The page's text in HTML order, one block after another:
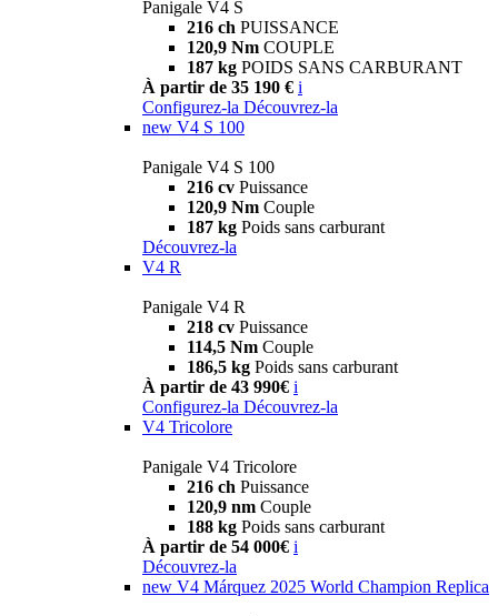
Panigale V4 S
216 ch PUISSANCE
120,9 Nm COUPLE
187 kg POIDS SANS CARBURANT
À partir de 35 190 € i
Configurez-la Découvrez-la
new V4 S 100
Panigale V4 S 100
216 cv Puissance
120,9 Nm Couple
187 kg Poids sans carburant
Découvrez-la
V4 R
Panigale V4 R
218 cv Puissance
114,5 Nm Couple
186,5 kg Poids sans carburant
À partir de 43 990€ i
Configurez-la Découvrez-la
V4 Tricolore
Panigale V4 Tricolore
216 ch Puissance
120,9 nm Couple
188 kg Poids sans carburant
À partir de 54 000€ i
Découvrez-la
new V4 Márquez 2025 World Champion Replica